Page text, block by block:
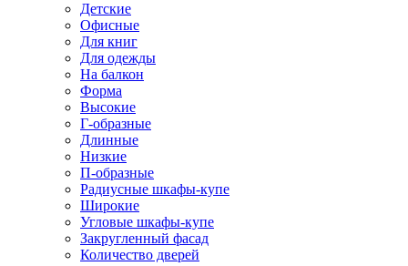
Детские
Офисные
Для книг
Для одежды
На балкон
Форма
Высокие
Г-образные
Длинные
Низкие
П-образные
Радиусные шкафы-купе
Широкие
Угловые шкафы-купе
Закругленный фасад
Количество дверей